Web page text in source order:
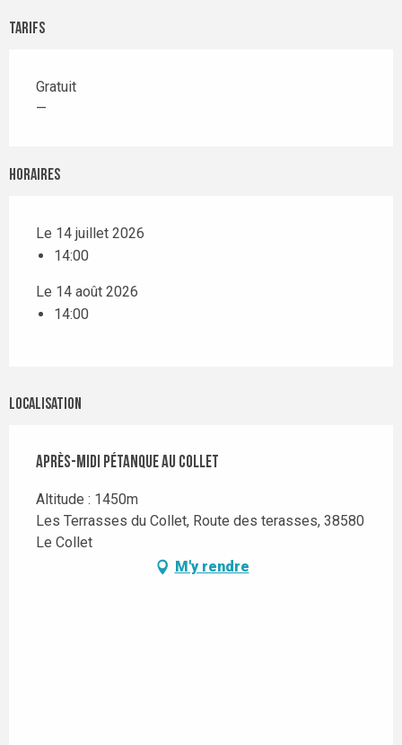
Tarifs
Gratuit
—
Horaires
Le 14 juillet 2026
14:00
Le 14 août 2026
14:00
Localisation
Après-midi pétanque au Collet
Altitude : 1450m
Les Terrasses du Collet, Route des terasses, 38580
Le Collet
M'y rendre